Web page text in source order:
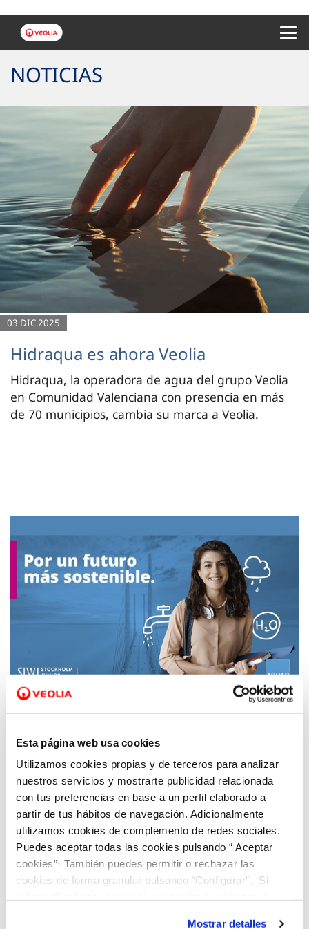
Esta página web usa cookies
Utilizamos cookies propias y de terceros para analizar
nuestros servicios y mostrarte publicidad relacionada
con tus preferencias en base a un perfil elaborado a
partir de tus hábitos de navegación. Adicionalmente
utilizamos cookies de complemento de redes sociales.
Puedes aceptar todas las cookies pulsando “ Aceptar
cookies”· También puedes permitir o rechazar las
cookies de forma granular pulsando “Configurar”. Si
Mostrar detalles
NOTICIAS
03 DIC 2025
Hidraqua es ahora Veolia
Hidraqua, la operadora de agua del grupo Veolia
en Comunidad Valenciana con presencia en más
de 70 municipios, cambia su marca a Veolia.
19 ENE 2023
proyectos de investigación escolar para
hacer frente a los grandes desafíos del agua